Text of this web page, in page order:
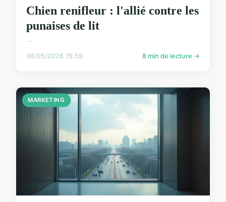
Chien renifleur : l'allié contre les
punaises de lit
...
08/05/2026 15:59 8 min de lecture →
MARKETING